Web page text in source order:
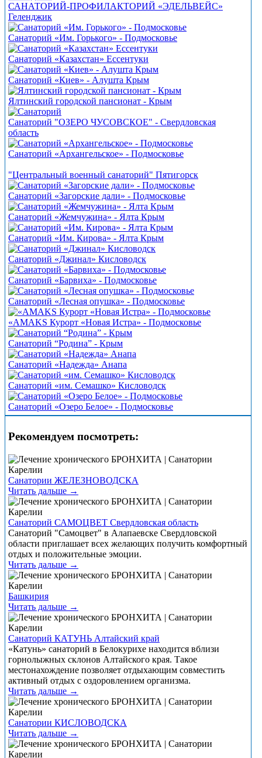
САНАТОРИЙ-ПРОФИЛАКТОРИЙ «ЭДЕЛЬВЕЙС»
Геленджик
Санаторий «Им. Горького» - Подмосковье
Санаторий «Казахстан» Ессентуки
Санаторий «Киев» - Алушта Крым
Ялтинский городской пансионат - Крым
Санаторий "ОЗЕРО ЧУСОВСКОЕ" - Свердловская
область
Санаторий «Архангельское» - Подмосковье
"Центральный военный санаторий" Пятигорск
Санаторий «Загорские дали» - Подмосковье
Санаторий «Жемчужина» - Ялта Крым
Санаторий «Им. Кирова» - Ялта Крым
Санаторий «Джинал» Кисловодск
Санаторий «Барвиха» - Подмосковье
Санаторий «Лесная опушка» - Подмосковье
«АMAKS Курорт «Новая Истра» - Подмосковье
Санаторий “Родина” - Крым
Санаторий «Надежда» Анапа
Санаторий «им. Семашко» Кисловодск
Санаторий «Озеро Белое» - Подмосковье
Рекомендуем посмотреть:
Санатории ЖЕЛЕЗНОВОДСКА
Читать дальше →
Санаторий САМОЦВЕТ Свердловская область
Санаторий "Самоцвет" в Алапаевске Свердловской
области приглашает всех желающих получить комфортный
отдых и положительные эмоции.
Читать дальше →
Башкирия
Читать дальше →
Санаторий КАТУНЬ Алтайский край
«Катунь» санаторий в Белокурихе находится вблизи
горнолыжных склонов Алтайского края. Такое
местонахождение позволяет отдыхающим совместить
активный отдых с оздоровлением организма.
Читать дальше →
Санатории КИСЛОВОДСКА
Читать дальше →